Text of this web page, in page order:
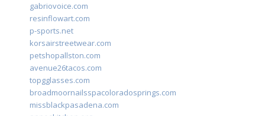
gabriovoice.com
resinflowart.com
p-sports.net
korsairstreetwear.com
petshopallston.com
avenue26tacos.com
topgglasses.com
broadmoornailsspacoloradosprings.com
missblackpasadena.com